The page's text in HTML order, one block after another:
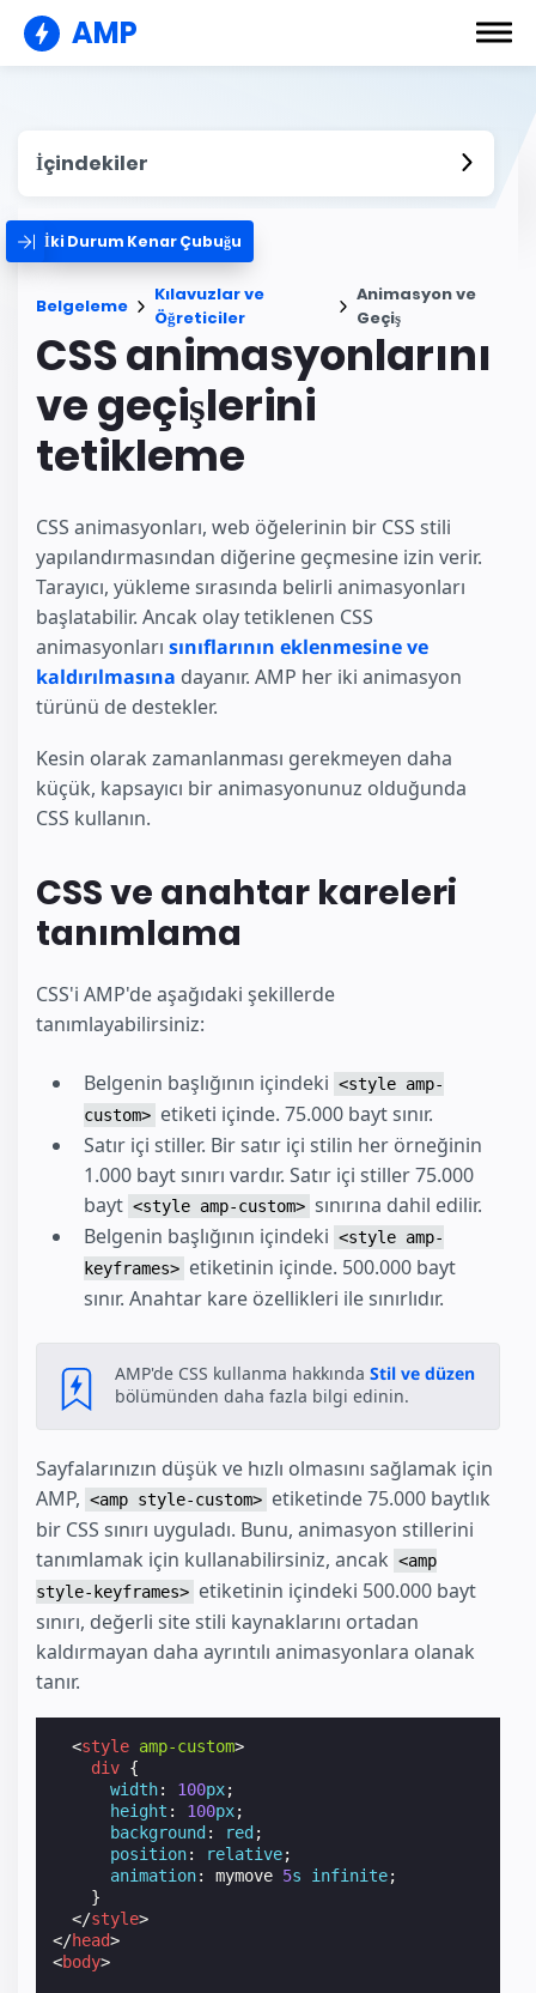
AMP
İçindekiler
İki Durum Kenar Çubuğu
Belgeleme
Kılavuzlar ve
Öğreticiler
Animasyon ve
Geçiş
CSS animasyonlarını
ve geçişlerini
tetikleme
CSS animasyonları, web öğelerinin bir CSS stili
yapılandırmasından diğerine geçmesine izin verir.
Tarayıcı, yükleme sırasında belirli animasyonları
başlatabilir. Ancak olay tetiklenen CSS
animasyonları sınıflarının eklenmesine ve
kaldırılmasına dayanır. AMP her iki animasyon
türünü de destekler.
Kesin olarak zamanlanması gerekmeyen daha
küçük, kapsayıcı bir animasyonunuz olduğunda
CSS kullanın.
CSS ve anahtar kareleri
tanımlama
CSS'i AMP'de aşağıdaki şekillerde
tanımlayabilirsiniz:
Belgenin başlığının içindeki <style amp-
custom> etiketi içinde. 75.000 bayt sınır.
Satır içi stiller. Bir satır içi stilin her örneğinin
1.000 bayt sınırı vardır. Satır içi stiller 75.000
bayt <style amp-custom> sınırına dahil edilir.
Belgenin başlığının içindeki <style amp-
keyframes> etiketinin içinde. 500.000 bayt
sınır. Anahtar kare özellikleri ile sınırlıdır.
AMP'de CSS kullanma hakkında Stil ve düzen
bölümünden daha fazla bilgi edinin.
Sayfalarınızın düşük ve hızlı olmasını sağlamak için
AMP, <amp style-custom> etiketinde 75.000 baytlık
bir CSS sınırı uyguladı. Bunu, animasyon stillerini
tanımlamak için kullanabilirsiniz, ancak <amp
style-keyframes> etiketinin içindeki 500.000 bayt
sınırı, değerli site stili kaynaklarını ortadan
kaldırmayan daha ayrıntılı animasyonlara olanak
tanır.
<style amp-custom>
div {
width: 100px;
height : 100px;
background: red;
position: relative;
animation: mymove 5s infinite;
}
</style>
</head>
<body>